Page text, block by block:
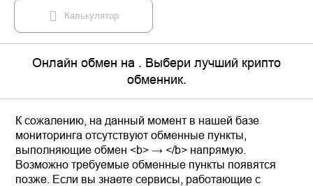
Калькулятор
Онлайн обмен на . Выбери лучший крипто
обменник.
К сожалению, на данный момент в нашей базе
мониторинга отсутствуют обменные пункты,
выполняющие обмен <b> → </b> напрямую.
Возможно требуемые обменные пункты появятся
позже. Если вы знаете сервисы, работающие с